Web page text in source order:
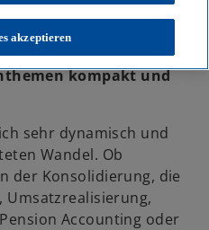
HGB. Unsere
über aktuelle
und stellen
kompakt und
sehr dynamisch und
Wandel. Ob
der Konsolidierung, die
Umsatzrealisierung,
Accounting oder
akzeptieren